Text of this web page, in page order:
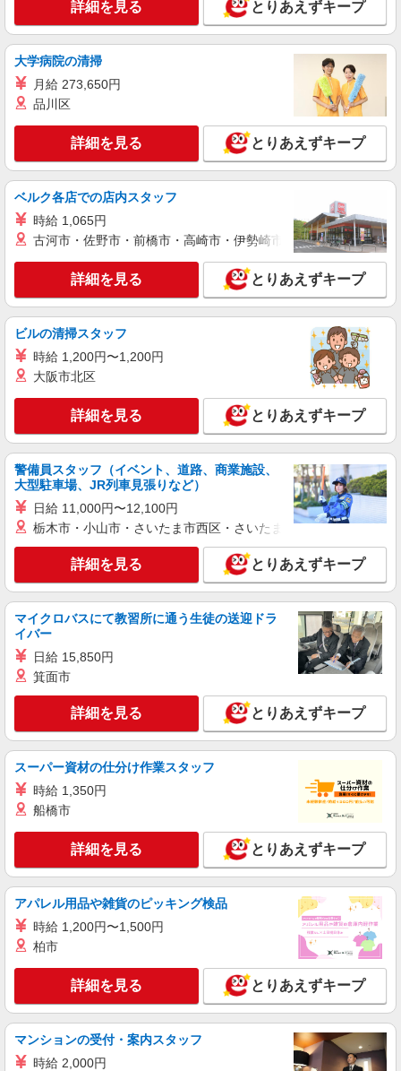
人気機種に詳しくなれる携帯販売【au】
月給259200円〜300000円（経験・能力によ
る） ※残業手当別途支給 ※研修期間6か月・時給
1500円〜 ★交通費別途支給（規定あり） ゜
+゜・。○。・゜+゜・。○。・゜+゜ 入社祝い金10
ィブ支給(規定有) ゜・。○。・゜+゜・。○。・゜
+゜
詳細を見る
株式会社シエロ
【softbank】人気機種に詳しくなれる携帯販
時給1250円〜 ※残業代支給 ★交通費別途支給
（規定あり） ゜+゜・。○。・゜+゜・。○。・゜
+゜ 入社祝い金10万円支給(規定有) お友達を紹介
頂くと, インセンティブ支給(規定有) ★月2回払
い・週払い可能（規程有）★ ゜・。○。・゜
+゜・。○。・゜+゜
熊本県熊本市中央区のsoftbankショップ
キープ 詳細を見る
紹介予定派遣
株式会社シエロ
月給259200円〜300000円（経験・能力によ
る） ※残業手当別途支給 ※研修期間6か月・時給
1500円〜 ★交通費別途支給（規定あり） ゜
+゜・。○。・゜+゜・。○。・゜+゜ 入社祝い金10
万円支給(規定有) お友達を紹介頂くと, インセンテ
ィブ支給(規定有) ゜・。○。・゜+゜・。○。・゜
+゜
熊本県熊本市中央区の家電量販店
キープ 詳細を見る
派遣社員
【楽天モバイル】の店舗スタッフ
月給：245250円〜319150円 ＋賞与年2回＋イ
ンセンティブ ※経験・能力による ※残業代支給
★交通費別途支給（規定あり） ゜+゜・。○。・゜
+゜・。○。・゜+゜ 入社祝い金10万円支給(規定
有) ゜・。○。・゜+゜・。○。・゜+゜
熊本県熊本市中央区の楽天モバイルショップ
詳細を見る
株式会社シエロ
スマホ携帯販売【エーユー】
時給 未経験1400円〜 時給 経験者1500円〜 ※
残業代支給 ★交通費別途支給（規定あり） ゜
+゜・。○。・゜+゜・。○。・゜+゜ 入社祝い金10
ィブ支給(規定有) ★月2回払い・週払い可能（規程
有）★ ゜・。○。・゜+゜・。○。・゜+゜
熊本県下の家電量販店 ※週単位で勤務地が変
更となります。
キープ 詳細を見る
紹介予定派遣
株式会社シエロ
【楽天モバイル】の店舗スタッフ
月給：245250円〜319150円 ＋賞与年2回＋イ
ンセンティブ ※経験・能力による ※残業代支給
★交通費別途支給（規定あり） ゜+゜・。○。・゜
+゜・。○。・゜+゜ 入社祝い金10万円支給(規定
有) お友達を紹介頂くと, インセンティブ支給(規定
有) ゜・。○。・゜+゜・。○。・゜+゜
熊本県熊本市中央区の楽天モバイルショップ
キープ 詳細を見る
詳細を見る とりあえずキープ
大学病院の清掃
月給 273,650円
品川区
詳細を見る とりあえずキープ
ベルク各店での店内スタッフ
時給 1,065円
古河市・佐野市・前橋市・高崎市・伊勢崎市・太田市・館林市
詳細を見る とりあえずキープ
ビルの清掃スタッフ
時給 1,200円〜1,200円
大阪市北区
詳細を見る とりあえずキープ
警備員スタッフ（イベント、道路、商業施設、
大型駐車場、JR列車見張りなど）
日給 11,000円〜12,100円
栃木市・小山市・さいたま市西区・さいたま市岩槻区・久喜市・
詳細を見る とりあえずキープ
マイクロバスにて教習所に通う生徒の送迎ドラ
イバー
日給 15,850円
箕面市
詳細を見る とりあえずキープ
スーパー資材の仕分け作業スタッフ
時給 1,350円
船橋市
詳細を見る とりあえずキープ
アパレル用品や雑貨のピッキング検品
時給 1,200円〜1,500円
柏市
詳細を見る とりあえずキープ
マンションの受付・案内スタッフ
時給 2,000円